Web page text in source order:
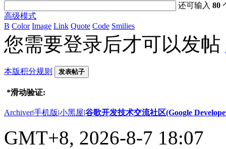
还可输入80
高级模式
B Color Image Link Quote Code Smilies
您需要登录后才可以发帖
本版积分规则 发表帖子
*滑动验证:
Archiver|手机版|小黑屋|谷歌开发技术交流社区(Google
GMT+8, 2026-8-7 18:07